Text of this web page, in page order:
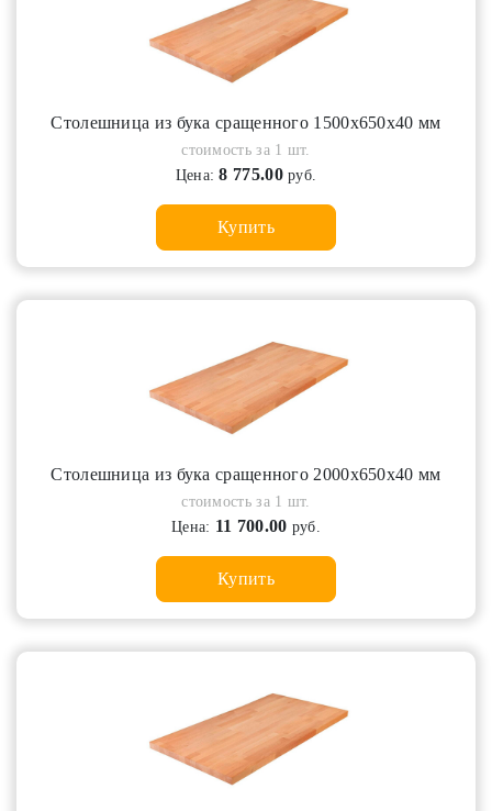
Cтолешница из бука сращенного 1500х650х40 мм
стоимость за 1 шт.
Цена:8 775.00руб.
Купить
Cтолешница из бука сращенного 2000х650х40 мм
стоимость за 1 шт.
Цена: 11 700.00 руб.
Купить